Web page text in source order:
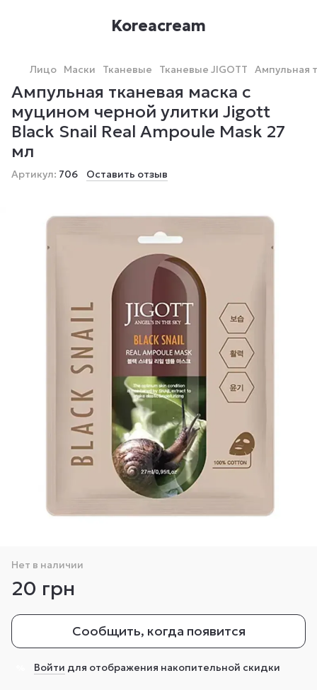
Koreacream
Лицо Маски Тканевые Тканевые JIGOTT Ампульная
Ампульная тканевая маска с
муцином черной улитки Jigott
Black Snail Real Ampoule Mask 27
мл
Артикул: 706 Оставить отзыв
Нет в наличии
20 грн
Сообщить, когда появится
Войти для отображения накопительной скидки